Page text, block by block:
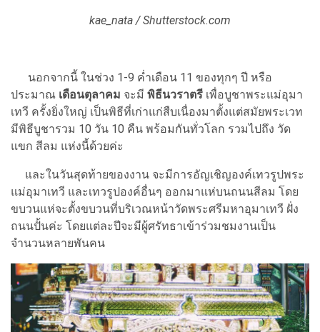
kae_nata / Shutterstock.com
นอกจากนี้ ในช่วง 1-9 ค่ำเดือน 11 ของทุกๆ ปี หรือ
ประมาณ เดือนตุลาคม จะมี พิธีนวราตรี เพื่อบูชาพระแม่อุมา
เทวี ครั้งยิ่งใหญ่ เป็นพิธีที่เก่าแก่สืบเนื่องมาตั้งแต่สมัยพระเวท
มีพิธีบูชารวม 10 วัน 10 คืน พร้อมกันทั่วโลก รวมไปถึง วัด
แขก สีลม แห่งนี้ด้วยค่ะ
และในวันสุดท้ายของงาน จะมีการอัญเชิญองค์เทวรูปพระ
แม่อุมาเทวี และเทวรูปองค์อื่นๆ ออกมาแห่บนถนนสีลม โดย
ขบวนแห่จะตั้งขบวนที่บริเวณหน้าวัดพระศรีมหาอุมาเทวี ฝั่ง
ถนนปั้นค่ะ โดยแต่ละปีจะมีผู้ศรัทธาเข้าร่วมชมงานเป็น
จำนวนหลายพันคน